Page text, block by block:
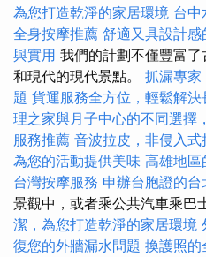
為您打造乾淨的家居環境 台中
全身按摩推薦 舒適又具設計
與實用 我們的計劃不僅豐富
和現代的現代景點。 抓漏專家
題 貨運服務全方位，輕鬆解
理之家與月子中心的不同選擇
服務推薦 音波拉皮，非侵入式
為您的活動提供美味 高雄地區
台灣按摩服務 申辦台胞證的台
景觀中，或者乘公共汽車乘巴
潔，為您打造乾淨的家居環境
復您的外牆漏水問題 換護照的